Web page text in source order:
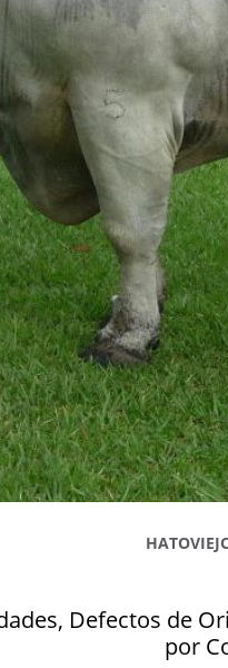
Defectos de
por